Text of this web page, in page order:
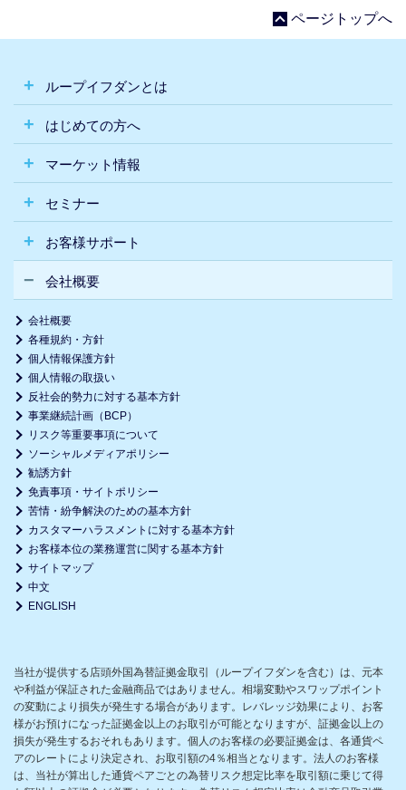
ページトップへ
ループイフダンとは
はじめての方へ
マーケット情報
セミナー
お客様サポート
会社概要
会社概要
各種規約・方針
個人情報保護方針
個人情報の取扱い
反社会的勢力に対する基本方針
事業継続計画（BCP）
リスク等重要事項について
ソーシャルメディアポリシー
勧誘方針
免責事項・サイトポリシー
苦情・紛争解決のための基本方針
カスタマーハラスメントに対する基本方針
お客様本位の業務運営に関する基本方針
サイトマップ
中文
ENGLISH
当社が提供する店頭外国為替証拠金取引（ループイフダンを含む）は、元本
や利益が保証された金融商品ではありません。相場変動やスワップポイント
の変動により損失が発生する場合があります。レバレッジ効果により、お客
様がお預けになった証拠金以上のお取引が可能となりますが、証拠金以上の
損失が発生するおそれもあります。個人のお客様の必要証拠金は、各通貨ペ
アのレートにより決定され、お取引額の4％相当となります。法人のお客様
は、当社が算出した通貨ペアごとの為替リスク想定比率を取引額に乗じて得